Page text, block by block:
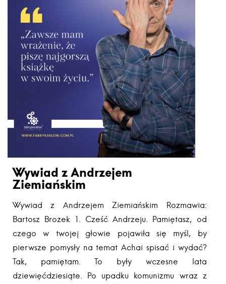
Wywiad z Andrzejem
Ziemiańskim
Wywiad z Andrzejem Ziemiańskim Rozmawia:
Bartosz Brożek 1. Cześć Andrzeju. Pamiętasz, od
czego w twojej głowie pojawiła się myśl, by
pierwsze pomysły na temat Achai spisać i wydać?
Tak, pamiętam. To były wczesne lata
dziewięćdziesiąte. Po upadku komunizmu wraz z